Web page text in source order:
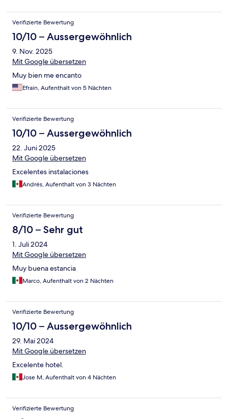
Verifizierte Bewertung
10/10 – Aussergewöhnlich
9. Nov. 2025
Mit Google übersetzen
Muy bien me encanto
Efrain, Aufenthalt von 5 Nächten
Verifizierte Bewertung
10/10 – Aussergewöhnlich
22. Juni 2025
Mit Google übersetzen
Excelentes instalaciones
Andrés, Aufenthalt von 3 Nächten
Verifizierte Bewertung
8/10 – Sehr gut
1. Juli 2024
Mit Google übersetzen
Muy buena estancia
Marco, Aufenthalt von 2 Nächten
Verifizierte Bewertung
10/10 – Aussergewöhnlich
29. Mai 2024
Mit Google übersetzen
Excelente hotel.
Jose M, Aufenthalt von 4 Nächten
Verifizierte Bewertung